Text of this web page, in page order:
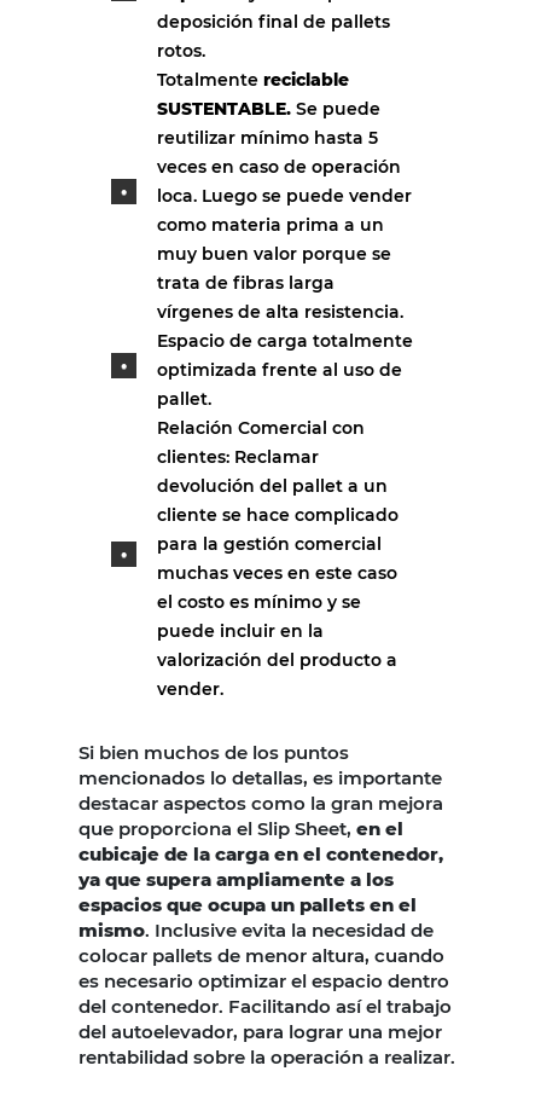
deposición final de pallets
rotos.
Totalmente reciclable
SUSTENTABLE. Se puede
reutilizar mínimo hasta 5
veces en caso de operación
loca. Luego se puede vender
como materia prima a un
muy buen valor porque se
trata de fibras larga
vírgenes de alta resistencia.
Espacio de carga totalmente
optimizada frente al uso de
pallet.
Relación Comercial con
clientes: Reclamar
devolución del pallet a un
cliente se hace complicado
para la gestión comercial
muchas veces en este caso
el costo es mínimo y se
puede incluir en la
valorización del producto a
vender.
Si bien muchos de los puntos
mencionados lo detallas, es importante
destacar aspectos como la gran mejora
que proporciona el Slip Sheet, en el
cubicaje de la carga en el contenedor,
ya que supera ampliamente a los
espacios que ocupa un pallets en el
mismo. Inclusive evita la necesidad de
colocar pallets de menor altura, cuando
es necesario optimizar el espacio dentro
del contenedor. Facilitando así el trabajo
del autoelevador, para lograr una mejor
rentabilidad sobre la operación a realizar.